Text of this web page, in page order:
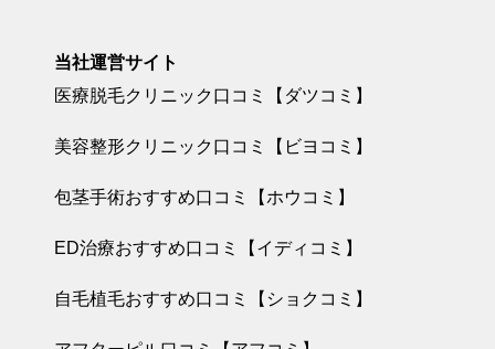
ミュゼが全店
舗の一時休業
ミュゼ全店舗口
当社運営サイト
医療脱毛クリニック口コミ【ダツコミ】
美容整形クリニック口コミ【ビヨコミ】
包茎手術おすすめ口コミ【ホウコミ】
ED治療おすすめ口コミ【イディコミ】
自毛植毛おすすめ口コミ【ショクコミ】